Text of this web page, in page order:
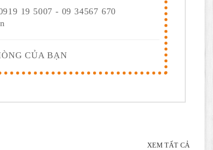
19 5007 - 09 34567 670
CỦA BẠN
XEM TẤT CẢ